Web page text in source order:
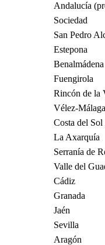
Andalucía
Sociedad
San Pedro
Estepona
Benalmádena
Fuengirola
Rincón de la
Vélez-Málaga
Costa del
La Axarquía
Serranía de
Valle del
Cádiz
Granada
Jaén
Sevilla
Aragón